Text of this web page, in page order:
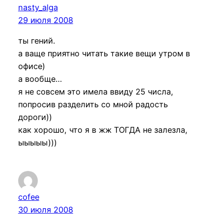
nasty_alga
29 июля 2008
ты гений.
а ваще приятно читать такие вещи утром в
офисе)
а вообще…
я не совсем это имела ввиду 25 числа,
попросив разделить со мной радость
дороги))
как хорошо, что я в жж ТОГДА не залезла,
ыыыыы)))
cofee
30 июля 2008